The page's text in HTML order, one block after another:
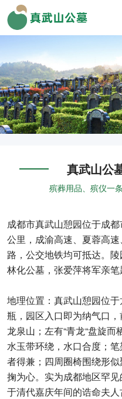
真武山公
殡葬用品、殡仪一
成都市真武山憩园位于成
公里，成渝高速、夏蓉高
路，公交地铁均可抵达。
林化公墓，张爱萍将军亲
地理位置：真武山憩园位
瓶，园区入口即为纳气口
龙泉山；左有“青龙“盘旋而
水玉带环绕，水口合度；
者得兼；四周圈椅围绕形
掬为心。实为成都地区罕
于清代嘉庆年间的诰命夫